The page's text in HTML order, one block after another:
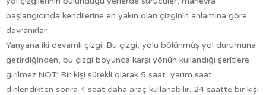
başlangıcında kendilerine en yakın olan çizginin anlamına göre
davranırlar.
Yanyana iki devamlı çizgi: Bu çizgi, yolu bölünmüş yol durumuna
getirdiğinden, bu çizgi boyunca karşı yönün kullandığı şeritlere
girilmez.NOT: Bir kişi sürekli olarak 5 saat, yarım saat
dinlendikten sonra 4 saat daha araç kullanabilir. 24 saatte bir kişi